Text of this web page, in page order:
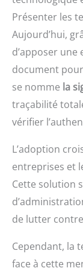
Présenter les
Aujourd’hui,
d’apposer
document
se nomme la
traçabilité
vérifier
L’adoption
entreprises et
Cette solution
de lutter
Cependant, la
face à cette